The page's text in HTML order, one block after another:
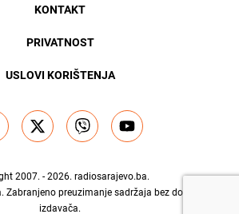
KONTAKT
PRIVATNOST
USLOVI KORIŠTENJA
2007. - 2026. radiosarajevo.ba.
Zabranjeno preuzimanje sadržaja bez dozvole
izdavača.